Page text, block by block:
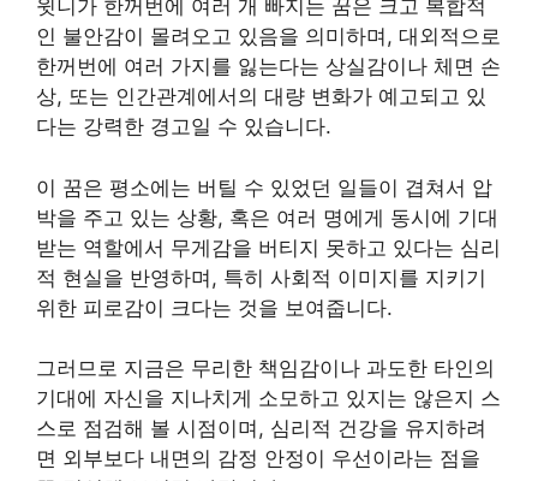
윗니가 한꺼번에 여러 개 빠지는 꿈은 크고 복합적
인 불안감이 몰려오고 있음을 의미하며, 대외적으로
한꺼번에 여러 가지를 잃는다는 상실감이나 체면 손
상, 또는 인간관계에서의 대량 변화가 예고되고 있
다는 강력한 경고일 수 있습니다.
이 꿈은 평소에는 버틸 수 있었던 일들이 겹쳐서 압
박을 주고 있는 상황, 혹은 여러 명에게 동시에 기대
받는 역할에서 무게감을 버티지 못하고 있다는 심리
적 현실을 반영하며, 특히 사회적 이미지를 지키기
위한 피로감이 크다는 것을 보여줍니다.
그러므로 지금은 무리한 책임감이나 과도한 타인의
기대에 자신을 지나치게 소모하고 있지는 않은지 스
스로 점검해 볼 시점이며, 심리적 건강을 유지하려
면 외부보다 내면의 감정 안정이 우선이라는 점을